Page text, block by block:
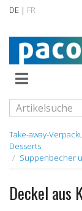
DE | FR
Abverkaufsartikel
Neuheiten
Vollsortiment
designline
Hygiene
Take-away-
Desserts
Suppenbecher
Deckel aus